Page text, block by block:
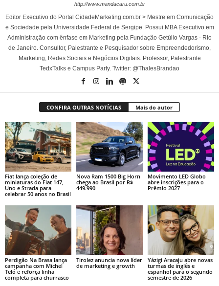
http://www.mandacaru.com.br
Editor Executivo do Portal CidadeMarketing.com.br > Mestre em Comunicação
e Sociedade pela Universidade Federal de Sergipe. Possui MBA Executivo em
Administração com ênfase em Marketing pela Fundação Getúlio Vargas - Rio
de Janeiro. Consultor, Palestrante e Pesquisador sobre Empreendedorismo,
Marketing, Redes Sociais e Negócios Digitais. Professor, Palestrante
TedxTalks e Campus Party. Twitter: @ThalesBrandao
CONFIRA OUTRAS NOTÍCIAS Mais do autor
Fiat lança coleção de
miniaturas do Fiat 147,
Uno e Strada para
celebrar 50 anos no Brasil
Nova Ram 1500 Big Horn
chega ao Brasil por R$
449.990
Movimento LED Globo
abre inscrições para o
Prêmio 2027
Perdigão Na Brasa lança
campanha com Michel
Teló e reforça linha
completa para churrasco
Tirolez anuncia nova líder
de marketing e growth
Yázigi Aracaju abre novas
turmas de inglês e
espanhol para o segundo
semestre de 2026